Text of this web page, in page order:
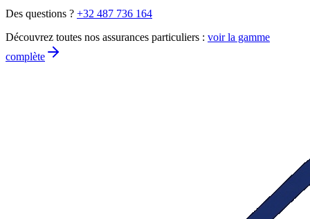
Des questions ? +32 487 736 164
Découvrez toutes nos assurances particuliers : voir la gamme
complète